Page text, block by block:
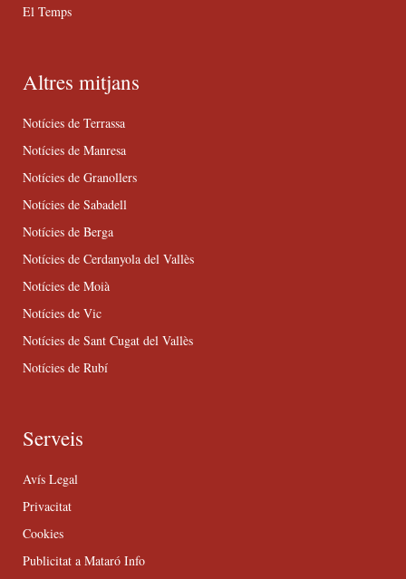
El Temps
Altres mitjans
Notícies de Terrassa
Notícies de Manresa
Notícies de Granollers
Notícies de Sabadell
Notícies de Berga
Notícies de Cerdanyola del Vallès
Notícies de Moià
Notícies de Vic
Notícies de Sant Cugat del Vallès
Notícies de Rubí
Serveis
Avís Legal
Privacitat
Cookies
Publicitat a Mataró Info